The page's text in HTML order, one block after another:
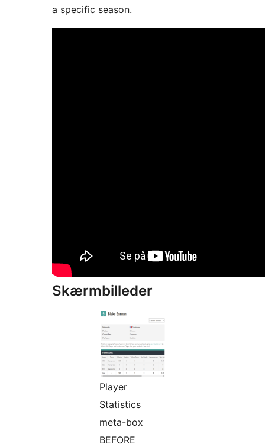
a specific season.
Skærmbilleder
Player
Statistics
meta-box
BEFORE